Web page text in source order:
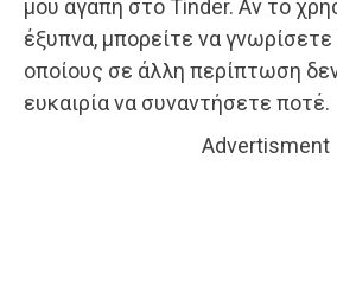
μου αγάπη στο Tinder. Αν το
έξυπνα, μπορείτε να
οποίους σε άλλη περίπτωση
ευκαιρία να συναντήσετε ποτέ.
Advertisment